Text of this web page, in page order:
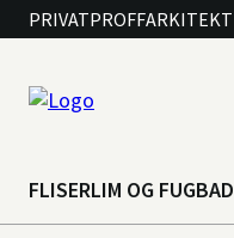
PRIVATPROFFARKITEKT
FLISERLIM OG FUGBAD